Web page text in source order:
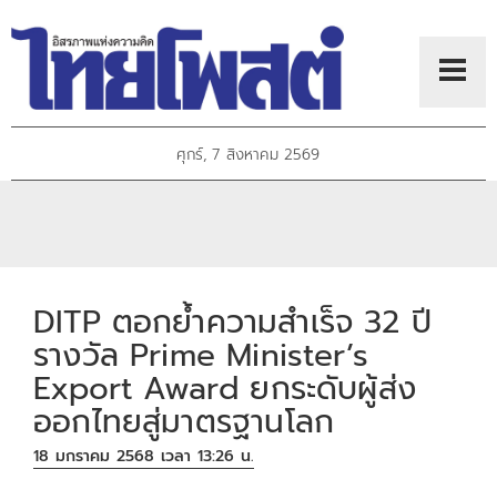
ศุกร์, 7 สิงหาคม 2569
DITP ตอกย้ำความสำเร็จ 32 ปี
รางวัล Prime Minister’s
Export Award ยกระดับผู้ส่ง
ออกไทยสู่มาตรฐานโลก
18 มกราคม 2568 เวลา 13:26 น.